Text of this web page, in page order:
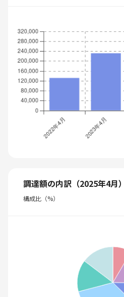
調達額の内訳（2025年4月）
構成比（%）